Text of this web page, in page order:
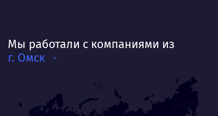
Мы работали с компаниями из
г. Омск